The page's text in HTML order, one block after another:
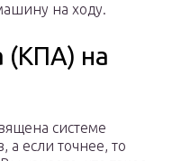
на ходу.
(КПА) на
системе
а если точнее, то